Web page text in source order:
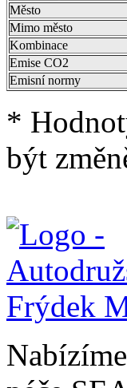
Město
Mimo město
Kombinace
Emise CO2
Emisní normy
*
být